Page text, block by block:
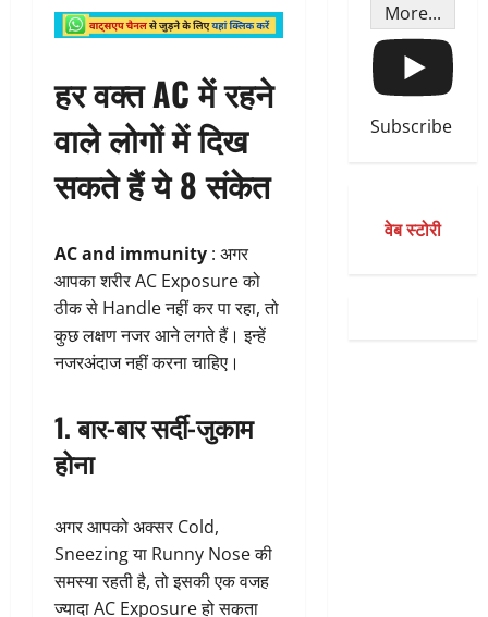
हर वक्त AC में रहने
वाले लोगों में दिख
सकते हैं ये 8 संकेत
AC and immunity : अगर
आपका शरीर AC Exposure को
ठीक से Handle नहीं कर पा रहा, तो
कुछ लक्षण नजर आने लगते हैं। इन्हें
नजरअंदाज नहीं करना चाहिए।
1. बार-बार सर्दी-जुकाम
होना
अगर आपको अक्सर Cold,
Sneezing या Runny Nose की
समस्या रहती है, तो इसकी एक वजह
ज्यादा AC Exposure हो सकता
More...
Subscribe
वेब स्टोरी